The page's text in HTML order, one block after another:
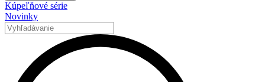
Kúpeľňové série
Novinky